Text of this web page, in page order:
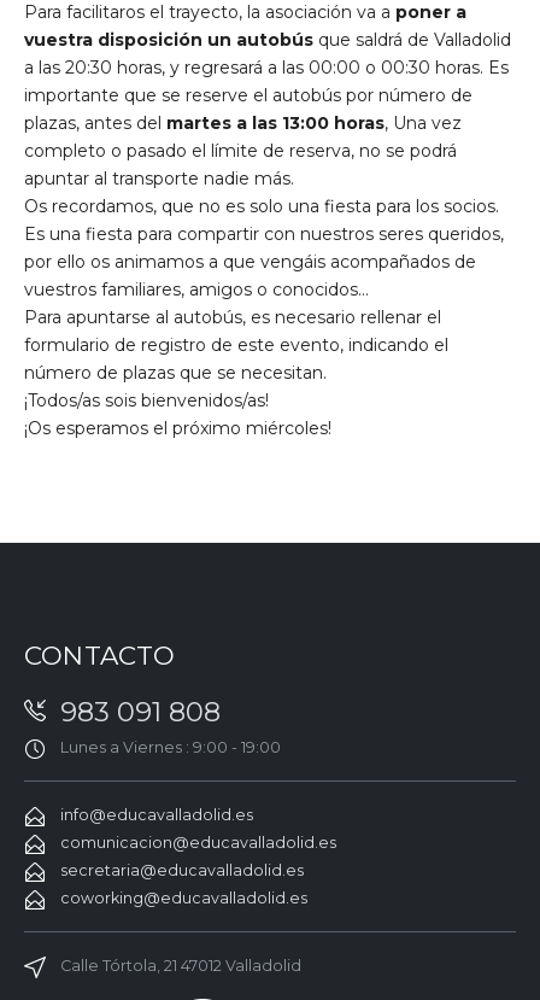
Para facilitaros el trayecto, la asociación va a poner a
vuestra disposición un autobús que saldrá de Valladolid
a las 20:30 horas, y regresará a las 00:00 o 00:30 horas. Es
importante que se reserve el autobús por número de
plazas, antes del martes a las 13:00 horas, Una vez
completo o pasado el límite de reserva, no se podrá
apuntar al transporte nadie más.
Os recordamos, que no es solo una fiesta para los socios.
Es una fiesta para compartir con nuestros seres queridos,
por ello os animamos a que vengáis acompañados de
vuestros familiares, amigos o conocidos…
Para apuntarse al autobús, es necesario rellenar el
formulario de registro de este evento, indicando el
número de plazas que se necesitan.
¡Todos/as sois bienvenidos/as!
¡Os esperamos el próximo miércoles!
CONTACTO
983 091 808
Lunes a Viernes : 9:00 - 19:00
info@educavalladolid.es
comunicacion@educavalladolid.es
secretaria@educavalladolid.es
coworking@educavalladolid.es
Calle Tórtola, 21 47012 Valladolid